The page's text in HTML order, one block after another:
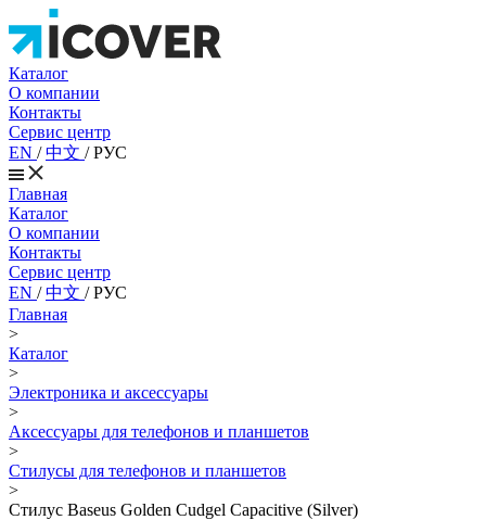
Каталог
О компании
Контакты
Сервис центр
EN /中文 /РУС
Главная
Каталог
О компании
Контакты
Сервис центр
EN /中文 /РУС
Главная
>
Каталог
>
Электроника и аксессуары
>
Аксессуары для телефонов и планшетов
>
Стилусы для телефонов и планшетов
>
Стилус Baseus Golden Cudgel Capacitive (Silver)